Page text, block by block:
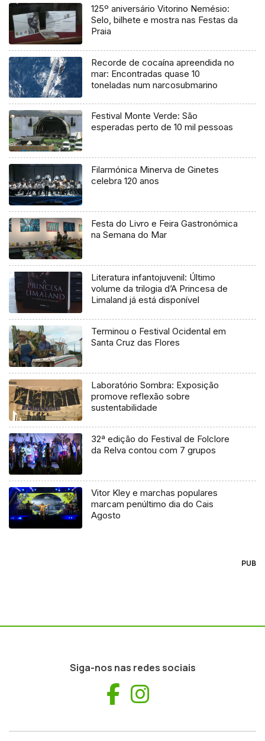
125º aniversário Vitorino Nemésio:
Selo, bilhete e mostra nas Festas da
Praia
Recorde de cocaína apreendida no
mar: Encontradas quase 10
toneladas num narcosubmarino
Festival Monte Verde: São
esperadas perto de 10 mil pessoas
Filarmónica Minerva de Ginetes
celebra 120 anos
Festa do Livro e Feira Gastronómica
na Semana do Mar
Literatura infantojuvenil: Último
volume da trilogia d’A Princesa de
Limaland já está disponível
Terminou o Festival Ocidental em
Santa Cruz das Flores
Laboratório Sombra: Exposição
promove reflexão sobre
sustentabilidade
32ª edição do Festival de Folclore
da Relva contou com 7 grupos
Vitor Kley e marchas populares
marcam penúltimo dia do Cais
Agosto
PUB
Siga-nos nas redes sociais
Facebook